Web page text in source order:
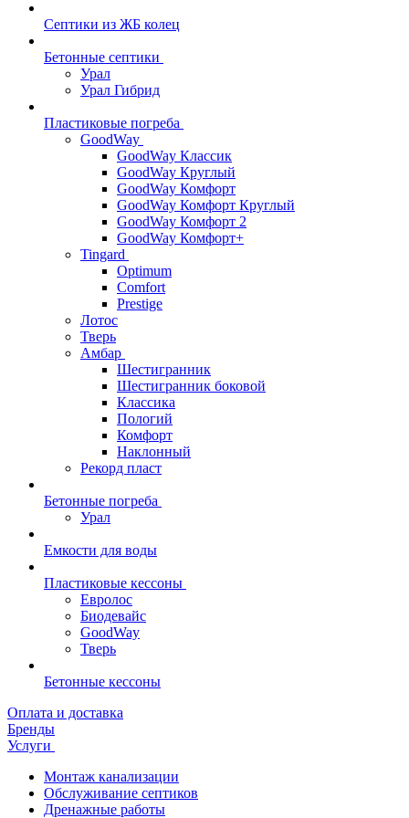
Септики из ЖБ колец
Бетонные септики
Урал
Урал Гибрид
Пластиковые погреба
GoodWay
GoodWay Классик
GoodWay Круглый
GoodWay Комфорт
GoodWay Комфорт Круглый
GoodWay Комфорт 2
GoodWay Комфорт+
Tingard
Optimum
Comfort
Prestige
Лотос
Тверь
Амбар
Шестигранник
Шестигранник боковой
Классика
Пологий
Комфорт
Наклонный
Рекорд пласт
Бетонные погреба
Урал
Емкости для воды
Пластиковые кессоны
Евролос
Биодевайс
GoodWay
Тверь
Бетонные кессоны
Оплата и доставка
Бренды
Услуги
Монтаж канализации
Обслуживание септиков
Дренажные работы